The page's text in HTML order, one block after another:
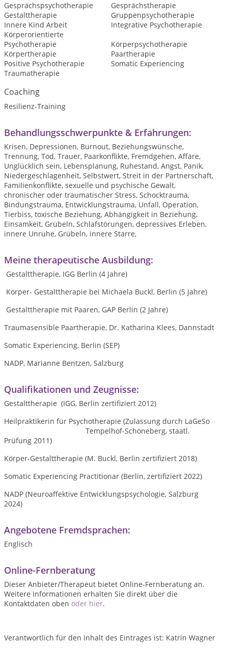
Gesprächspsychotherapie
Gesprächstherapie
Gestalttherapie
Gruppenpsychotherapie
Innere Kind Arbeit
Integrative Psychotherapie
Körperorientierte
Psychotherapie
Körperpsychotherapie
Körpertherapie
Paartherapie
Positive Psychotherapie
Somatic Experiencing
Traumatherapie
Coaching
Resilienz-Training
Behandlungsschwerpunkte & Erfahrungen:
Krisen, Depressionen, Burnout, Beziehungswünsche,
Trennung, Tod, Trauer, Paarkonflikte, Fremdgehen, Affäre,
Unglücklich sein, Lebensplanung, Ruhestand, Angst, Panik,
Niedergeschlagenheit, Selbstwert, Streit in der Partnerschaft,
Familienkonflikte, sexuelle und psychische Gewalt,
chronischer oder traumatischer Stress, Schocktrauma,
Bindungstrauma, Entwicklungstrauma, Unfall, Operation,
Tierbiss, toxische Beziehung, Abhängigkeit in Beziehung,
Einsamkeit, Grübeln, Schlafstörungen, depressives Erleben,
innere Unruhe, Grübeln, innere Starre,
Meine therapeutische Ausbildung:
Gestalttherapie, IGG Berlin (4 Jahre)
Körper- Gestalttherapie bei Michaela Buckl, Berlin (5 Jahre)
Gestalttherapie mit Paaren, GAP Berlin (2 Jahre)
Traumasensible Paartherapie, Dr. Katharina Klees, Dannstadt
Somatic Experiencing, Berlin (SEP)
NADP, Marianne Bentzen, Salzburg
Qualifikationen und Zeugnisse:
Gestalttherapie (IGG, Berlin zertifiziert 2012)
Heilpraktikerin für Psychotherapie (Zulassung durch LaGeSo
Tempelhof-Schöneberg, staatl.
Prüfung 2011)
Körper-Gestalttherapie (M. Buckl, Berlin zertifiziert 2018)
Somatic Experiencing Practitionar (Berlin, zertifiziert 2022)
NADP (Neuroaffektive Entwicklungspsychologie, Salzburg
2024)
Angebotene Fremdsprachen:
Englisch
Online-Fernberatung
Dieser Anbieter/Therapeut bietet Online-Fernberatung an.
Weitere Informationen erhalten Sie direkt über die
Kontaktdaten oben oder hier.
Verantwortlich für den Inhalt des Eintrages ist: Katrin Wagner